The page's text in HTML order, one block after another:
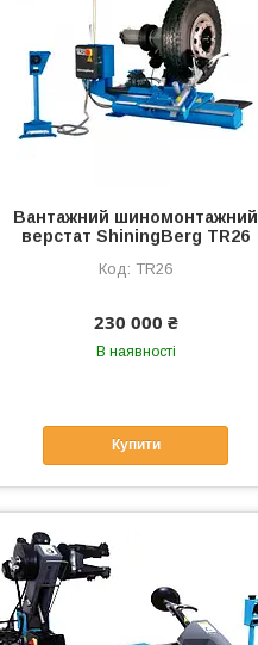
Вантажний шиномонтажний
верстат ShiningBerg TR26
TR26
230 000 ₴
В наявності
Купити